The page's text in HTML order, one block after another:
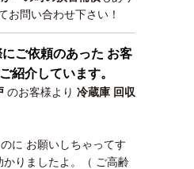
お問い合わせ下さい！
ご依頼のあった お客
紹介しています。
のお客様より 冷蔵庫 回収
に お願いしちゃってす
りましたよ。（ ご高齢